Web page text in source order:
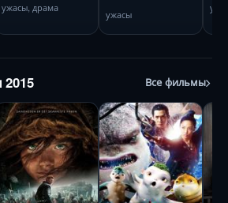
ужасы, драма
ужасы
Все фильмы